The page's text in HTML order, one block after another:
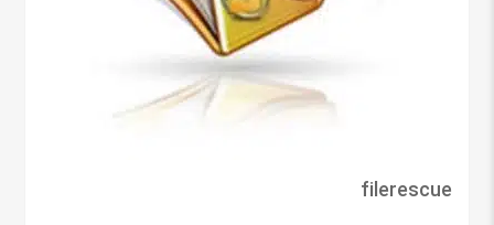
filerescue